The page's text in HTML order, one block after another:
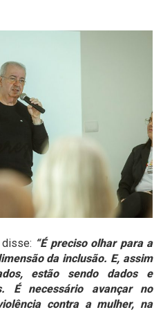
“É preciso olhar para a
da inclusão. E, assim
estão sendo dados e
É necessário avançar no
contra a mulher, na